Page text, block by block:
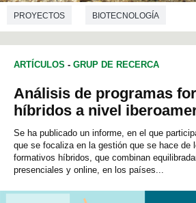
PROYECTOS BIOTECNOLOGÍA
ARTÍCULOS - GRUP DE RECERCA
Análisis de programas
híbridos a nivel
Se ha publicado un informe, en el que
que se focaliza en la gestión que se hace de
formativos híbridos, que combinan
presenciales y online, en los países...